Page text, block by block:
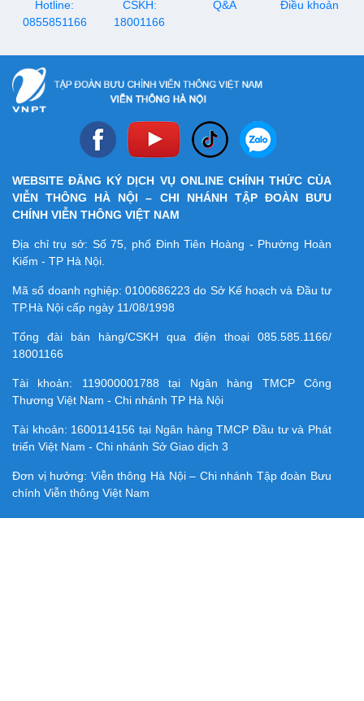
Hotline:
0855851166
CSKH:
18001166
Q&A Điều khoản
WEBSITE ĐĂNG KÝ DỊCH VỤ ONLINE CHÍNH THỨC CỦA
VIỄN THÔNG HÀ NỘI – CHI NHÁNH TẬP ĐOÀN BƯU
CHÍNH VIỄN THÔNG VIỆT NAM
Địa chỉ trụ sở: Số 75, phố Đinh Tiên Hoàng - Phường Hoàn
Kiếm - TP Hà Nội.
Mã số doanh nghiệp:0100686223 do Sở Kế hoạch và Đầu tư
TP.Hà Nội cấp ngày 11/08/1998
Tổng đài bán hàng/CSKH qua điện thoại 085.585.1166/
18001166
Tài khoản: 119000001788 tại Ngân hàng TMCP Công
Thương Việt Nam - Chi nhánh TP Hà Nội
Tài khoản: 1600114156 tại Ngân hàng TMCP Ðầu tư và Phát
triển Việt Nam - Chi nhánh Sở Giao dịch 3
Đơn vị hưởng: Viễn thông Hà Nội – Chi nhánh Tập đoàn Bưu
chính Viễn thông Việt Nam